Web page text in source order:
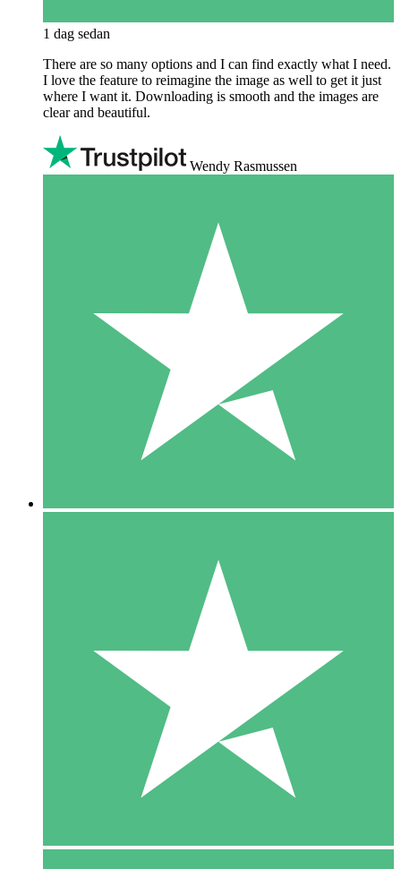
1 dag sedan
There are so many options and I can find exactly what I need.
I love the feature to reimagine the image as well to get it just
where I want it. Downloading is smooth and the images are
clear and beautiful.
Wendy Rasmussen